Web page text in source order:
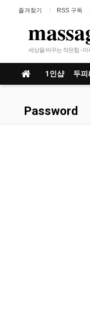
즐겨찾기 RSS 구독
세상을 바꾸는 작은힘 -
1인샵 두
Password